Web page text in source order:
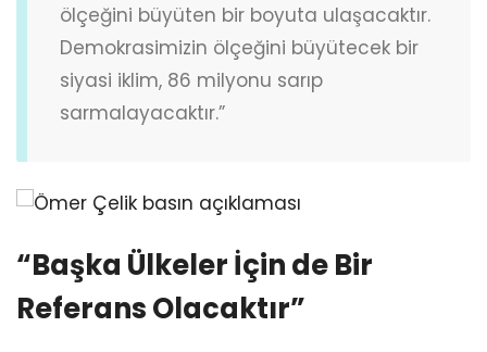
ölçeğini büyüten bir boyuta ulaşacaktır.
Demokrasimizin ölçeğini büyütecek bir
siyasi iklim, 86 milyonu sarıp
sarmalayacaktır.”
“Başka Ülkeler İçin de Bir
Referans Olacaktır”